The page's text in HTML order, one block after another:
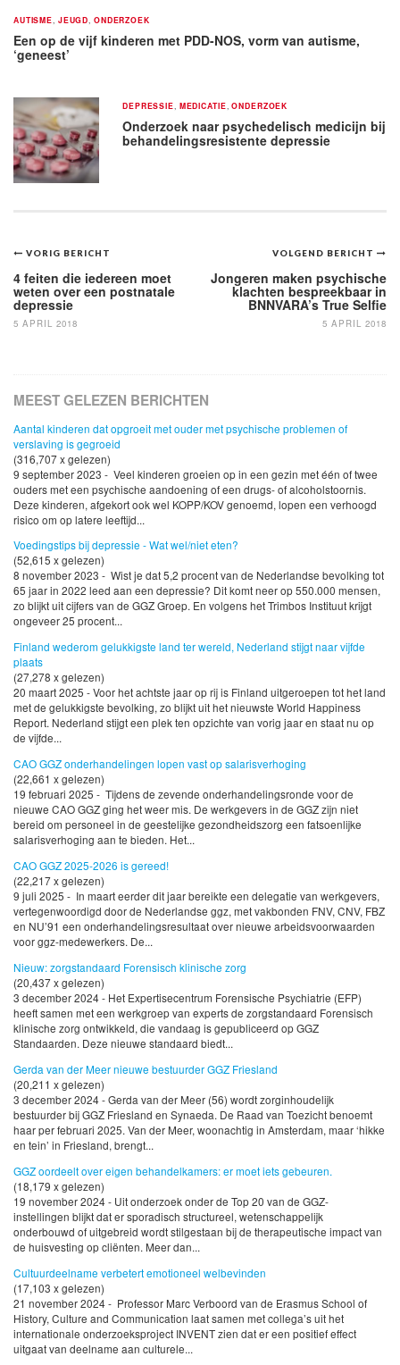
AUTISME JEUGD ONDERZOEK
Een op de vijf kinderen met PDD-NOS, vorm van autisme,
‘geneest’
DEPRESSIE MEDICATIE ,ONDERZOEK
Onderzoek naar psychedelisch medicijn bij
behandelingsresistente depressie
Bericht
navigatie
VOLGEND BERICHT
Jongeren maken psychische
klachten bespreekbaar in
BNNVARA’s True Selfie
5 APRIL 2018
VORIG BERICHT
4 feiten die iedereen moet
weten over een postnatale
depressie
5 APRIL 2018
MEEST GELEZEN BERICHTEN
Aantal kinderen dat opgroeit met ouder met psychische problemen of
verslaving is gegroeid
(316,707 x gelezen)
9 september 2023 - Veel kinderen groeien op in een gezin met één of twee
ouders met een psychische aandoening of een drugs- of alcoholstoornis.
Deze kinderen, afgekort ook wel KOPP/KOV genoemd, lopen een verhoogd
risico om op latere leeftijd...
Voedingstips bij depressie - Wat wel/niet eten?
(52,615 x gelezen)
8 november 2023 - Wist je dat 5,2 procent van de Nederlandse bevolking tot
65 jaar in 2022 leed aan een depressie? Dit komt neer op 550.000 mensen,
zo blijkt uit cijfers van de GGZ Groep. En volgens het Trimbos Instituut krijgt
ongeveer 25 procent...
Finland wederom gelukkigste land ter wereld, Nederland stijgt naar vijfde
plaats
(27,278 x gelezen)
20 maart 2025 - Voor het achtste jaar op rij is Finland uitgeroepen tot het land
met de gelukkigste bevolking, zo blijkt uit het nieuwste World Happiness
Report. Nederland stijgt een plek ten opzichte van vorig jaar en staat nu op
de vijfde...
CAO GGZ onderhandelingen lopen vast op salarisverhoging
(22,661 x gelezen)
19 februari 2025 - Tijdens de zevende onderhandelingsronde voor de
nieuwe CAO GGZ ging het weer mis. De werkgevers in de GGZ zijn niet
bereid om personeel in de geestelijke gezondheidszorg een fatsoenlijke
salarisverhoging aan te bieden. Het...
CAO GGZ 2025-2026 is gereed!
(22,217 x gelezen)
9 juli 2025 - In maart eerder dit jaar bereikte een delegatie van werkgevers,
vertegenwoordigd door de Nederlandse ggz, met vakbonden FNV, CNV, FBZ
en NU’91 een onderhandelingsresultaat over nieuwe arbeidsvoorwaarden
voor ggz-medewerkers. De...
Nieuw: zorgstandaard Forensisch klinische zorg
(20,437 x gelezen)
3 december 2024 - Het Expertisecentrum Forensische Psychiatrie (EFP)
heeft samen met een werkgroep van experts de zorgstandaard Forensisch
klinische zorg ontwikkeld, die vandaag is gepubliceerd op GGZ
Standaarden. Deze nieuwe standaard biedt...
Gerda van der Meer nieuwe bestuurder GGZ Friesland
(20,211 x gelezen)
3 december 2024 - Gerda van der Meer (56) wordt zorginhoudelijk
bestuurder bij GGZ Friesland en Synaeda. De Raad van Toezicht benoemt
haar per februari 2025. Van der Meer, woonachtig in Amsterdam, maar ‘hikke
en tein’ in Friesland, brengt...
GGZ oordeelt over eigen behandelkamers: er moet iets gebeuren.
(18,179 x gelezen)
19 november 2024 - Uit onderzoek onder de Top 20 van de GGZ-
instellingen blijkt dat er sporadisch structureel, wetenschappelijk
onderbouwd of uitgebreid wordt stilgestaan bij de therapeutische impact van
de huisvesting op cliënten. Meer dan...
Cultuurdeelname verbetert emotioneel welbevinden
(17,103 x gelezen)
21 november 2024 - Professor Marc Verboord van de Erasmus School of
History, Culture and Communication laat samen met collega’s uit het
internationale onderzoeksproject INVENT zien dat er een positief effect
uitgaat van deelname aan culturele...